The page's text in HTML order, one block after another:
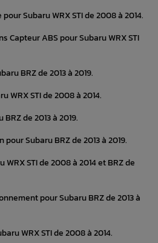
Subaru WRX STI de 2008 à 2014.
ABS pour Subaru WRX STI
BRZ de 2013 à 2019.
WRX STI de 2008 à 2014.
de 2013 à 2019.
Subaru BRZ de 2013 à 2019.
STI de 2008 à 2014 et BRZ de
pour Subaru BRZ de 2013 à
WRX STI de 2008 à 2014.